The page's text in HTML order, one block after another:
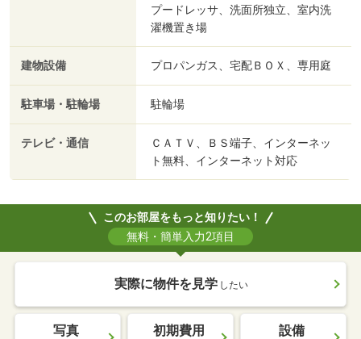
プードレッサ、洗面所独立、室内洗
濯機置き場
建物設備 プロパンガス、宅配ＢＯＸ、専用庭
駐車場・駐輪場 駐輪場
テレビ・通信
ＣＡＴＶ、ＢＳ端子、インターネッ
ト無料、インターネット対応
このお部屋をもっと知りたい！
無料・簡単入力2項目
実際に物件を見学 したい
写真 初期費用 設備